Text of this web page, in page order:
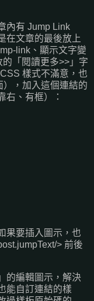
內有 Jump Link
在文章的最後放上
link、顯示文字變
「閱讀更多>>」字
樣式不滿意，也
），加入這個連結的
右、有框）：
果要插入圖示，也
> 前後
的編輯圖示，解決
能自訂連結的樣